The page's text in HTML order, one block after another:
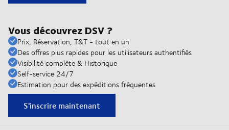
Vous découvrez DSV ?
Prix, Réservation, T&T - tout en un
Des offres plus rapides pour les utilisateurs authentifiés
Visibilité complète & Historique
Self-service 24/7
Estimation pour des expéditions fréquentes
S'inscrire maintenant